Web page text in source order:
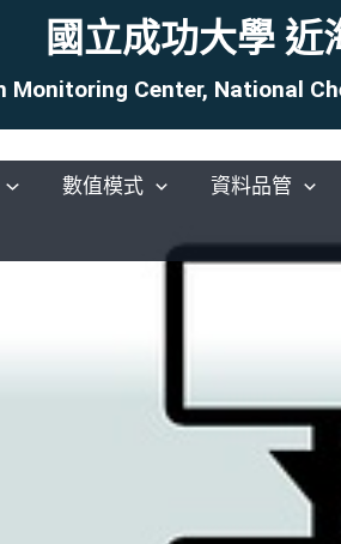
數值模式 資料品管
國立成功大學 近
Monitoring Center, National